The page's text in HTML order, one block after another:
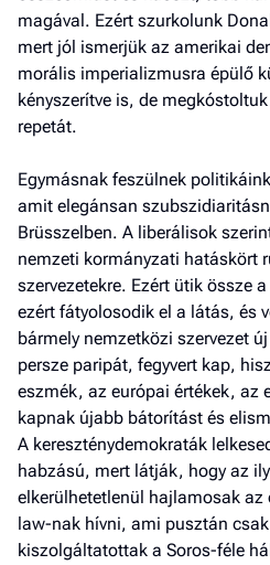
magával. Ezért szurkolunk
mert jól ismerjük az amerikai
morális imperializmusra épülő
kényszerítve is, de
repetát.
Egymásnak feszülnek
amit elegánsan
Brüsszelben. A liberálisok
nemzeti kormányzati hatáskört
szervezetekre. Ezért ütik össze
ezért fátyolosodik el a látás, és
bármely nemzetközi szervezet
persze paripát, fegyvert kap,
eszmék, az európai értékek, az
kapnak újabb bátorítást és
A kereszténydemokraták
habzású, mert látják, hogy az
elkerülhetetlenül hajlamosak
law-nak hívni, ami pusztán
kiszolgáltatottak a Soros-féle